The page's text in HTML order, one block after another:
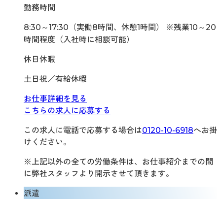
勤務時間
8:30～17:30（実働8時間、休憩1時間） ※残業10～20
時間程度（入社時に相談可能）
休日休暇
土日祝／有給休暇
お仕事詳細を見る
こちらの求人に応募する
この求人に電話で応募する場合は0120-10-6918へお掛
けください。
※上記以外の全ての労働条件は、お仕事紹介までの間
に弊社スタッフより開示させて頂きます。
派遣